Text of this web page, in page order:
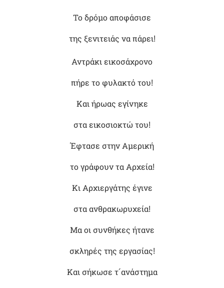
Το δρόμο αποφάσισε
της ξενιτειάς να πάρει!
Αντράκι εικοσάχρονο
πήρε το φυλακτό του!
Και ήρωας εγίνηκε
στα εικοσιοκτώ του!
Έφτασε στην Αμερική
το γράφουν τα Αρχεία!
Κι Αρχιεργάτης έγινε
στα ανθρακωρυχεία!
Μα οι συνθήκες ήτανε
σκληρές της εργασίας!
Και σήκωσε τ´ανάστημα